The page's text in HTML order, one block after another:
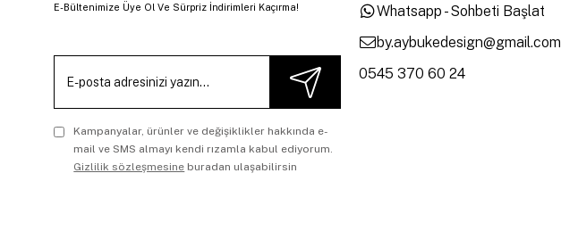
E-Bültenimize Üye Ol Ve Sürpriz İndirimleri Kaçırma!
Kampanyalar, ürünler ve değişiklikler hakkında e-
mail ve SMS almayı kendi rızamla kabul ediyorum.
Gizlilik sözleşmesine buradan ulaşabilirsin
Whatsapp - Sohbeti Başlat
by.aybukedesign@gmail.com
0545 370 60 24